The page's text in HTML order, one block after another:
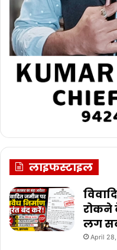
लाइफस्टाइल
रोकने
लग
April